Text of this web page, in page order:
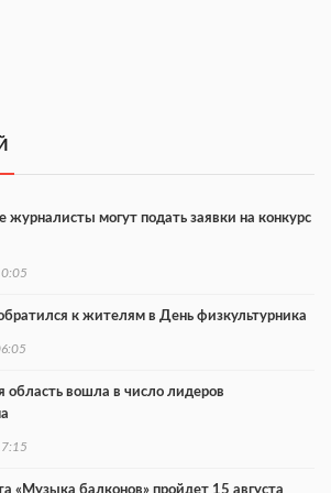
журналисты могут подать заявки на конкурс
к жителям в День физкультурника
область вошла в число лидеров